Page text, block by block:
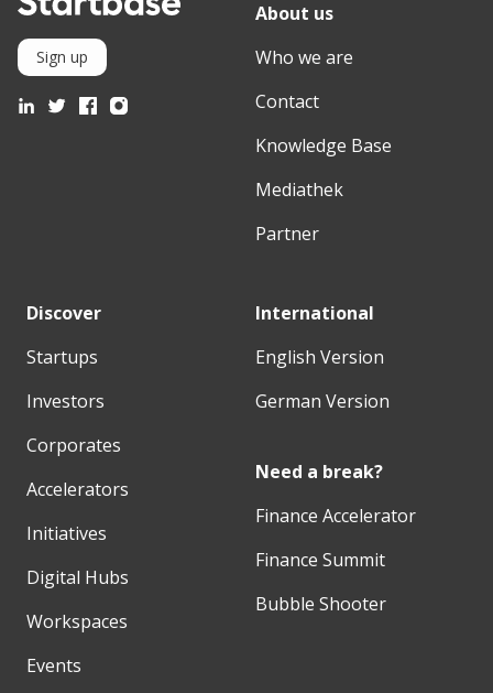
Sign up
About us
Who we are
Contact
Knowledge Base
Mediathek
Partner
Discover
Startups
Investors
Corporates
Accelerators
Initiatives
Digital Hubs
Workspaces
Events
International
English Version
German Version
Need a break?
Finance Accelerator
Finance Summit
Bubble Shooter